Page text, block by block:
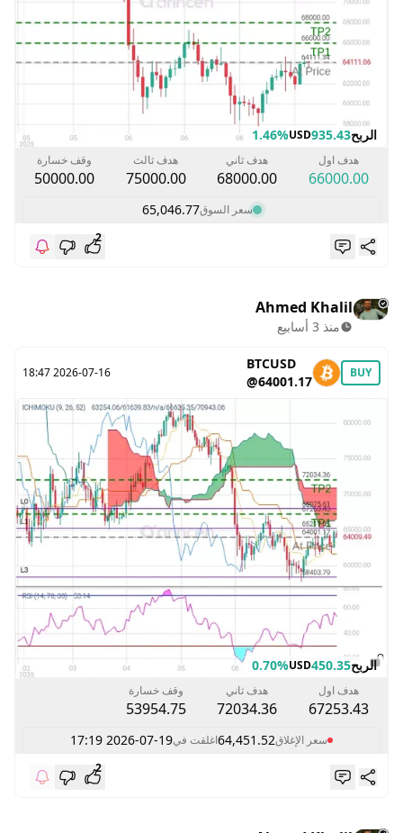
الربح935.43
USD
1.46%
هدف اول
66000.00
هدف ثاني
68000.00
هدف ثالث
75000.00
وقف خسارة
50000.00
سعر السوق65,046.77
2
Ahmed Khalil
منذ 3 أسابيع
BUY
BTCUSD
@64001.17
2026-07-16 18:47
الربح450.35
USD
0.70%
هدف اول
67253.43
هدف ثاني
72034.36
وقف خسارة
53954.75
سعر الإغلاق64,451.52اغلقت في2026-07-19 17:19
2